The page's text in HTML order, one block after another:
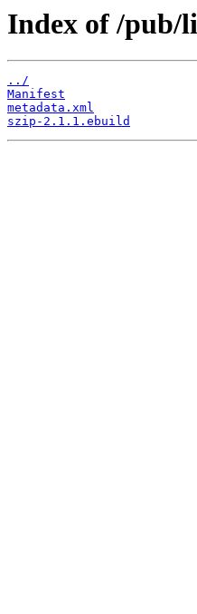
Index of /pub/
../
Manifest
metadata.xml
szip-2.1.1.ebuild